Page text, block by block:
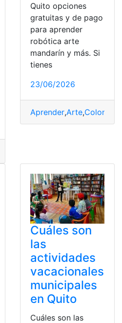
Quito opciones
gratuitas y de pago
para aprender
robótica arte
mandarín y más. Si
tienes
23/06/2026
Aprender,Arte,Colonias
Cuáles son
las
actividades
vacacionales
municipales
en Quito
Cuáles son las